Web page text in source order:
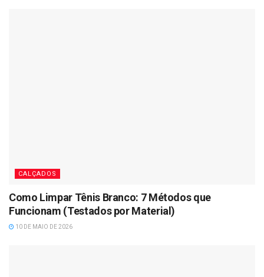
CALÇADOS
Como Limpar Tênis Branco: 7 Métodos que
Funcionam (Testados por Material)
10 DE MAIO DE 2026